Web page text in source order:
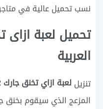
نسب تحميل عالية في
تحميل لعبة ازاى
العربية
تنزيل لعبة ازاي تخنق جارك 2 لغة عربي APK،
المزعج الذي سيقوم بخنق